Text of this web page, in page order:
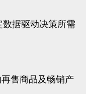
据驱动决策所需
售商品及畅销产